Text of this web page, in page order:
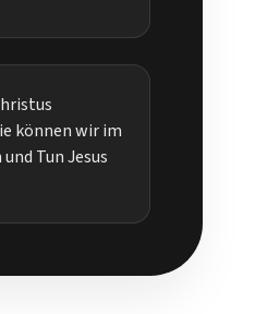
können wir im
Tun Jesus